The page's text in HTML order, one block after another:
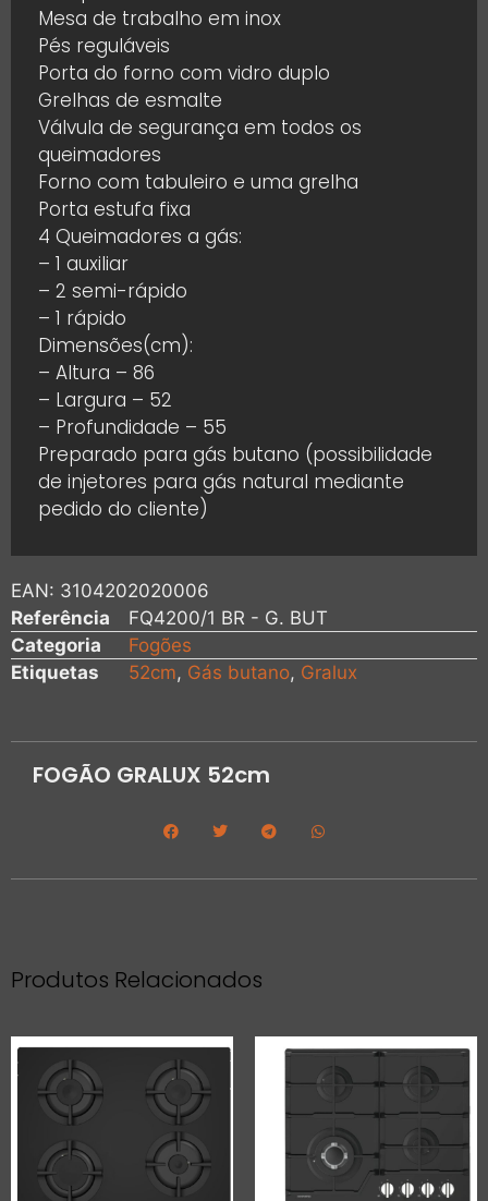
Mesa de trabalho em inox
Pés reguláveis
Porta do forno com vidro duplo
Grelhas de esmalte
Válvula de segurança em todos os
queimadores
Forno com tabuleiro e uma grelha
Porta estufa fixa
4 Queimadores a gás:
– 1 auxiliar
– 2 semi-rápido
– 1 rápido
Dimensões(cm):
– Altura – 86
– Largura – 52
– Profundidade – 55
Preparado para gás butano (possibilidade
de injetores para gás natural mediante
pedido do cliente)
EAN: 3104202020006
Referência
FQ4200/1 BR - G. BUT
Categoria
Fogões
Etiquetas
52cm, Gás butano, Gralux
FOGÃO GRALUX 52cm
Produtos Relacionados